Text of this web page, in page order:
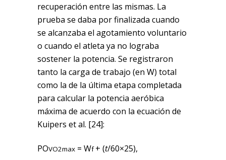
recuperación entre las mismas. La
prueba se daba por finalizada cuando
se alcanzaba el agotamiento voluntario
o cuando el atleta ya no lograba
sostener la potencia. Se registraron
tanto la carga de trabajo (en W) total
como la de la última etapa completada
para calcular la potencia aeróbica
máxima de acuerdo con la ecuación de
Kuipers et al. [24]:
POVO2max = Wf+ (t/60×25),